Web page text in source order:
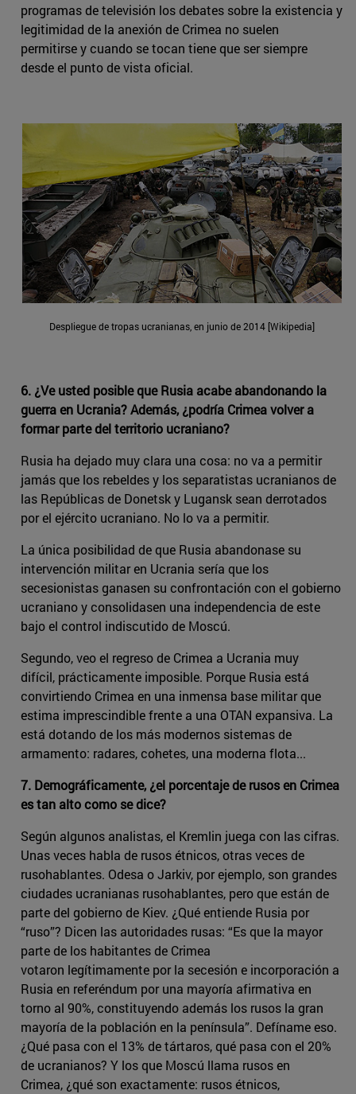
programas de televisión los debates sobre la existencia y
legitimidad de la anexión de Crimea no suelen
permitirse y cuando se tocan tiene que ser siempre
desde el punto de vista oficial.
Despliegue de tropas ucranianas, en junio de 2014 [Wikipedia]
6. ¿Ve usted posible que Rusia acabe abandonando la
guerra en Ucrania? Además, ¿podría Crimea volver a
formar parte del territorio ucraniano?
Rusia ha dejado muy clara una cosa: no va a permitir
jamás que los rebeldes y los separatistas ucranianos de
las Repúblicas de Donetsk y Lugansk sean derrotados
por el ejército ucraniano. No lo va a permitir.
La única posibilidad de que Rusia abandonase su
intervención militar en Ucrania sería que los
secesionistas ganasen su confrontación con el gobierno
ucraniano y consolidasen una independencia de este
bajo el control indiscutido de Moscú.
Segundo, veo el regreso de Crimea a Ucrania muy
difícil, prácticamente imposible. Porque Rusia está
convirtiendo Crimea en una inmensa base militar que
estima imprescindible frente a una OTAN expansiva. La
está dotando de los más modernos sistemas de
armamento: radares, cohetes, una moderna flota...
7. Demográficamente, ¿el porcentaje de rusos en Crimea
es tan alto como se dice?
Según algunos analistas, el Kremlin juega con las cifras.
Unas veces habla de rusos étnicos, otras veces de
rusohablantes. Odesa o Jarkiv, por ejemplo, son grandes
ciudades ucranianas rusohablantes, pero que están de
parte del gobierno de Kiev. ¿Qué entiende Rusia por
“ruso”? Dicen las autoridades rusas: “Es que la mayor
parte de los habitantes de Crimea
votaron legítimamente por la secesión e incorporación a
Rusia en referéndum por una mayoría afirmativa en
torno al 90%, constituyendo además los rusos la gran
mayoría de la población en la península”. Defíname eso.
¿Qué pasa con el 13% de tártaros, qué pasa con el 20%
de ucranianos? Y los que Moscú llama rusos en
Crimea, ¿qué son exactamente: rusos étnicos,